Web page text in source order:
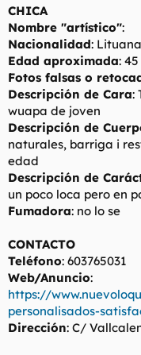
r
e
l
t
e
m
a
c
i
o
CHICA
Nombre "artístico":
Nacionalidad:
Edad aproximada:
Fotos falsas o
Descripción de Cara:
wuapa de joven
Descripción de
naturales, barriga i
edad
Descripción de
un poco loca pero en
Fumadora: no lo se
CONTACTO
Teléfono: 603765031
Web/Anuncio:
https://
personalisados-
Dirección: C/